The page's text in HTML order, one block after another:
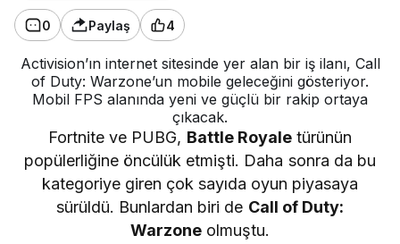
0 Paylaş 4
Activision’ın internet sitesinde yer alan bir iş ilanı, Call
of Duty: Warzone’un mobile geleceğini gösteriyor.
Mobil FPS alanında yeni ve güçlü bir rakip ortaya
çıkacak.
Fortnite ve PUBG, Battle Royaletürünün
popülerliğine öncülük etmişti. Daha sonra da bu
kategoriye giren çok sayıda oyun piyasaya
sürüldü. Bunlardan biri de Call of Duty:
Warzoneolmuştu.